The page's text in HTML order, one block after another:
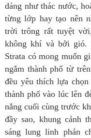
dáng như thác nước,
từng lớp hay tạo nên
trời trông rất tuyệt
không khí và bởi gió.
Strata có mong muốn
ngắm thành phố từ
đều yêu thích lựa
thành phố vào lúc lên
nắng cuối cùng trước
đầy sao, khung cảnh
sáng lung linh phản